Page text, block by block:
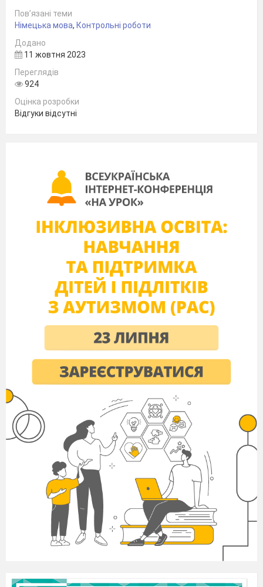
Виконай приклади
Vier – eins =
Sechs + sechs =
Sieben + vier =
Вставте дієслово sein/бути у правильній
формі
__________ du Tina?
Ich __________ Alex.
Das __________ Peter und Paul.
Wir ___________ die Kinder.
Das __________ mein Buch.
Er ___________ in Luzk.
Дайте відповіді на запитання
Was ist das?
Пов’язані теми
Німецька мова, Контрольні роботи
Додано
11 жовтня 2023
Переглядів
924
Оцінка розробки
Відгуки відсутні